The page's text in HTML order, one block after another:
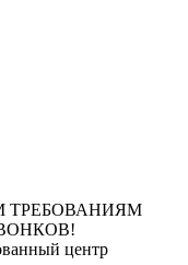
ТРЕБОВАНИЯМ
центр